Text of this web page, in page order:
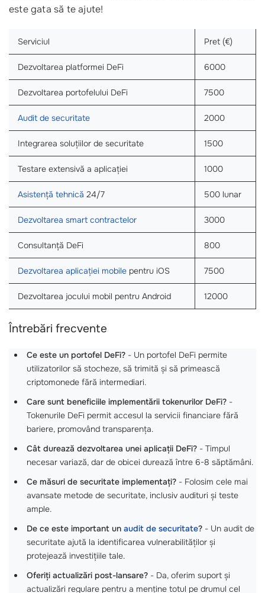
este gata să te ajute!
Serviciul Pret (€)
Dezvoltarea platformei DeFi 6000
Dezvoltarea portofelului DeFi 7500
Audit de securitate 2000
Integrarea soluțiilor de securitate 1500
Testare extensivă a aplicației 1000
Asistență tehnică 24/7 500 lunar
Dezvoltarea smart contractelor 3000
Consultanță DeFi 800
Dezvoltarea aplicației mobile pentru iOS 7500
Dezvoltarea jocului mobil pentru Android 12000
Întrebări frecvente
Ce este un portofel DeFi? - Un portofel DeFi permite
utilizatorilor să stocheze, să trimită și să primească
criptomonede fără intermediari.
Care sunt beneficiile implementării tokenurilor DeFi? -
Tokenurile DeFi permit accesul la servicii financiare fără
bariere, promovând transparența.
Cât durează dezvoltarea unei aplicații DeFi? - Timpul
necesar variază, dar de obicei durează între 6-8 săptămâni.
Ce măsuri de securitate implementați? - Folosim cele mai
avansate metode de securitate, inclusiv audituri și teste
ample.
De ce este important un audit de securitate? - Un audit de
securitate ajută la identificarea vulnerabilităților și
protejează investițiile tale.
Oferiți actualizări post-lansare? - Da, oferim suport și
actualizări regulare pentru a menține totul pe drumul cel